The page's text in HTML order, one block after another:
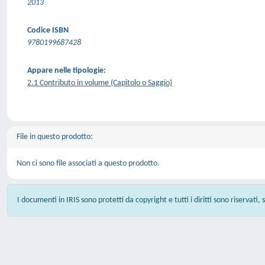
2013
Codice ISBN
9780199687428
Appare nelle tipologie:
2.1 Contributo in volume (Capitolo o Saggio)
File in questo prodotto:
Non ci sono file associati a questo prodotto.
I documenti in IRIS sono protetti da copyright e tutti i diritti sono riservati,